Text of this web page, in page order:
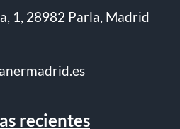
1, 28982 Parla, Madrid
recientes